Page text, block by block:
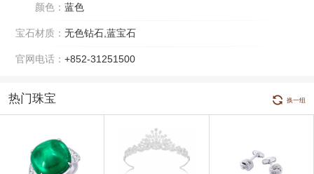
颜色： 蓝色
宝石材质： 无色钻石,蓝宝石
官网电话： +852-31251500
热门珠宝 换一组